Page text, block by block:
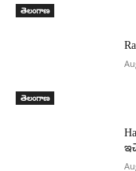
తెలంగాణ
తెలంగాణ